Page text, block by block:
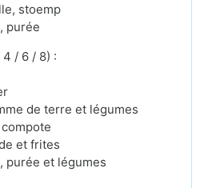
stoemp
purée
/ 6 / 8) :
de terre et légumes
et frites
purée et légumes